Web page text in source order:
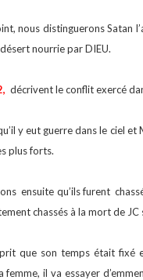
nous distinguerons Satan
nourrie par DIEU.
décrivent le conflit exercé
y eut guerre dans le ciel
plus forts.
ensuite qu’ils furent
chassés à la mort de JC
que son temps était fixé
femme, il va essayer